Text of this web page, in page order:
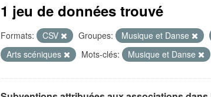
1 jeu de données trouvé
Formats: CSV Groupes: Musique et Danse
Arts scéniques
Mots-clés: Musique et Danse